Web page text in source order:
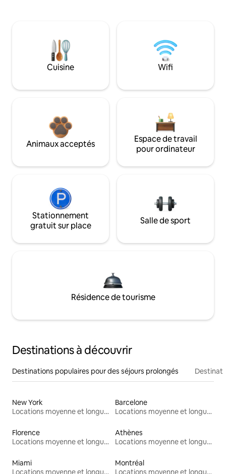
Cuisine Wifi
Animaux acceptés
Espace de travail
pour ordinateur
Stationnement
gratuit sur place
Salle de sport
Résidence de tourisme
Destinations à découvrir
Destinations populaires pour des séjours prolongés
New York
Locations moyenne et longue durée
Barcelone
Locations moyenne et longue durée
Florence
Locations moyenne et longue durée
Athènes
Locations moyenne et longue durée
Miami
Locations moyenne et longue durée
Montréal
Locations moyenne et longue durée